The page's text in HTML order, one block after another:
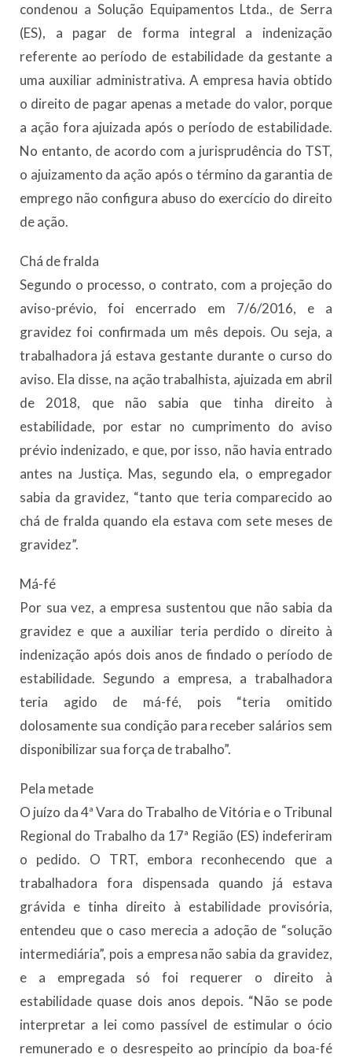
condenou a Solução Equipamentos Ltda., de Serra
(ES), a pagar de forma integral a indenização
referente ao período de estabilidade da gestante a
uma auxiliar administrativa. A empresa havia obtido
o direito de pagar apenas a metade do valor, porque
a ação fora ajuizada após o período de estabilidade.
No entanto, de acordo com a jurisprudência do TST,
o ajuizamento da ação após o término da garantia de
emprego não configura abuso do exercício do direito
de ação.
Chá de fralda
Segundo o processo, o contrato, com a projeção do
aviso-prévio, foi encerrado em 7/6/2016, e a
gravidez foi confirmada um mês depois. Ou seja, a
trabalhadora já estava gestante durante o curso do
aviso. Ela disse, na ação trabalhista, ajuizada em abril
de 2018, que não sabia que tinha direito à
estabilidade, por estar no cumprimento do aviso
prévio indenizado, e que, por isso, não havia entrado
antes na Justiça. Mas, segundo ela, o empregador
sabia da gravidez, “tanto que teria comparecido ao
chá de fralda quando ela estava com sete meses de
gravidez”.
Má-fé
Por sua vez, a empresa sustentou que não sabia da
gravidez e que a auxiliar teria perdido o direito à
indenização após dois anos de findado o período de
estabilidade. Segundo a empresa, a trabalhadora
teria agido de má-fé, pois “teria omitido
dolosamente sua condição para receber salários sem
disponibilizar sua força de trabalho”.
Pela metade
O juízo da 4ª Vara do Trabalho de Vitória e o Tribunal
Regional do Trabalho da 17ª Região (ES) indeferiram
o pedido. O TRT, embora reconhecendo que a
trabalhadora fora dispensada quando já estava
grávida e tinha direito à estabilidade provisória,
entendeu que o caso merecia a adoção de “solução
intermediária”, pois a empresa não sabia da gravidez,
e a empregada só foi requerer o direito à
estabilidade quase dois anos depois. “Não se pode
interpretar a lei como passível de estimular o ócio
remunerado e o desrespeito ao princípio da boa-fé